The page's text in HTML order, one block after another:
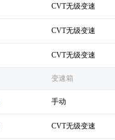
CVT无级变速
CVT无级变速
CVT无级变速
变速箱
手动
CVT无级变速